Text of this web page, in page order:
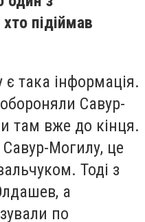
підіймав
така інформація.
Савур-
там вже до кінця.
Могилу, це
Тоді з
а
по